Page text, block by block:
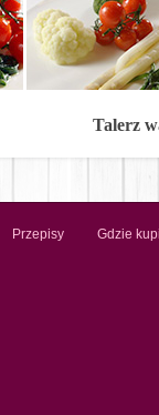
Talerz
Przepisy Gdzie